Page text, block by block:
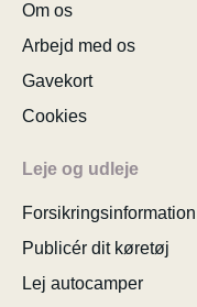
Om os
Arbejd med os
Gavekort
Cookies
Leje og udleje
Forsikringsinformation
Publicér dit køretøj
Lej autocamper